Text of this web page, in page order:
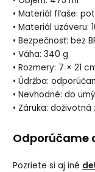
• Materiál fľaše:
• Materiál uzáveru:
• Bezpečnosť: bez
• Váha: 340 g
• Rozmery: 7 × 21
• Údržba:
• Nevhodné: do
• Záruka:
Odporúčame
Pozriete si aj iné